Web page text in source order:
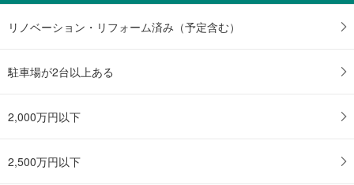
リノベーション・リフォーム済み（予定含む）
駐車場が2台以上ある
2,000万円以下
2,500万円以下